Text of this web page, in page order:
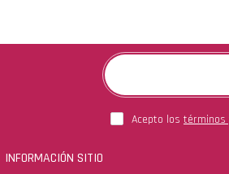
Acepto los términos
INFORMACIÓN SITIO